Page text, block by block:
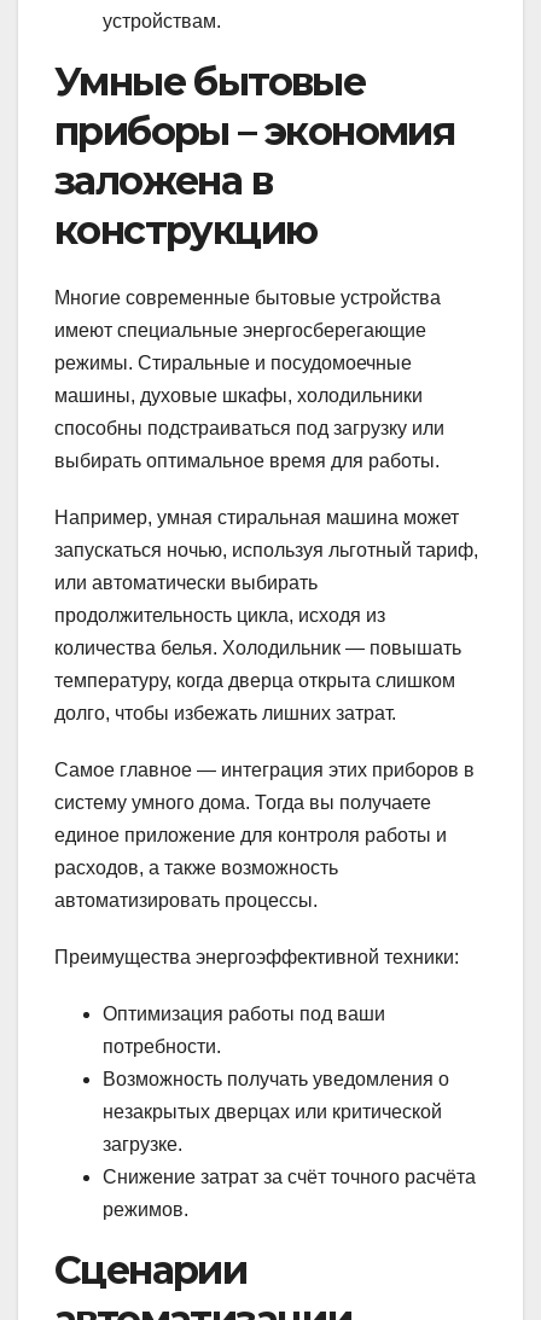
устройствам.
Умные бытовые
приборы – экономия
заложена в
конструкцию
Многие современные бытовые устройства
имеют специальные энергосберегающие
режимы. Стиральные и посудомоечные
машины, духовые шкафы, холодильники
способны подстраиваться под загрузку или
выбирать оптимальное время для работы.
Например, умная стиральная машина может
запускаться ночью, используя льготный тариф,
или автоматически выбирать
продолжительность цикла, исходя из
количества белья. Холодильник — повышать
температуру, когда дверца открыта слишком
долго, чтобы избежать лишних затрат.
Самое главное — интеграция этих приборов в
систему умного дома. Тогда вы получаете
единое приложение для контроля работы и
расходов, а также возможность
автоматизировать процессы.
Преимущества энергоэффективной техники:
Оптимизация работы под ваши
потребности.
Возможность получать уведомления о
незакрытых дверцах или критической
загрузке.
Снижение затрат за счёт точного расчёта
режимов.
Сценарии